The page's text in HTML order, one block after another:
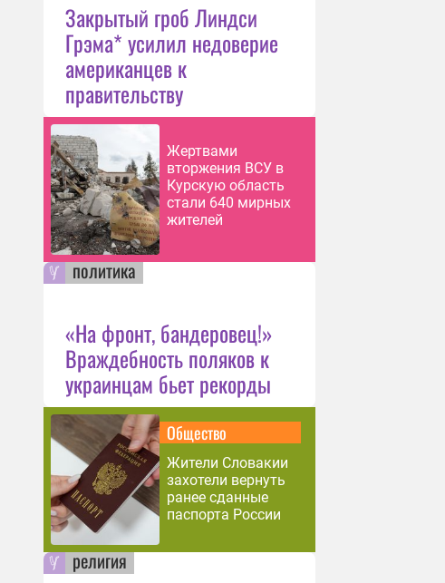
Закрытый гроб Линдси
Грэма* усилил недоверие
американцев к
правительству
Жертвами
вторжения ВСУ в
Курскую область
стали 640 мирных
жителей
политика
«На фронт, бандеровец!»
Враждебность поляков к
украинцам бьет рекорды
Общество
Жители Словакии
захотели вернуть
ранее сданные
паспорта России
религия